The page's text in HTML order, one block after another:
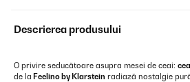
Descrierea produsului
O privire seducătoare asupra mesei de ceai:
de la Feelino by Klarstein radiază nostalgie